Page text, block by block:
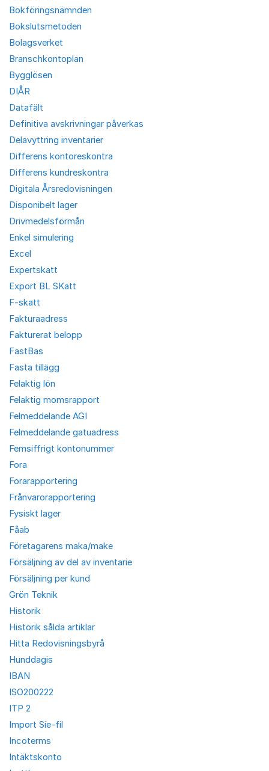
Bokföringsnämnden
Bokslutsmetoden
Bolagsverket
Branschkontoplan
Bygglösen
DIÅR
Datafält
Definitiva avskrivningar påverkas
Delavyttring inventarier
Differens kontoreskontra
Differens kundreskontra
Digitala Årsredovisningen
Disponibelt lager
Drivmedelsförmån
Enkel simulering
Excel
Expertskatt
Export BL SKatt
F-skatt
Fakturaadress
Fakturerat belopp
FastBas
Fasta tillägg
Felaktig lön
Felaktig momsrapport
Felmeddelande AGI
Felmeddelande gatuadress
Femsiffrigt kontonummer
Fora
Forarapportering
Frånvarorapportering
Fysiskt lager
Fåab
Företagarens maka/make
Försäljning av del av inventarie
Försäljning per kund
Grön Teknik
Historik
Historik sålda artiklar
Hitta Redovisningsbyrå
Hunddagis
IBAN
ISO200222
ITP 2
Import Sie-fil
Incoterms
Intäktskonto